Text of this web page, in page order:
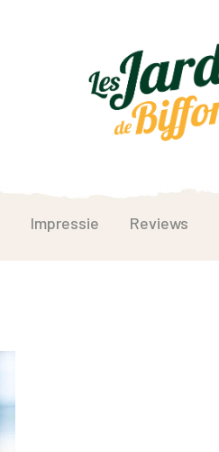
Impressie Reviews